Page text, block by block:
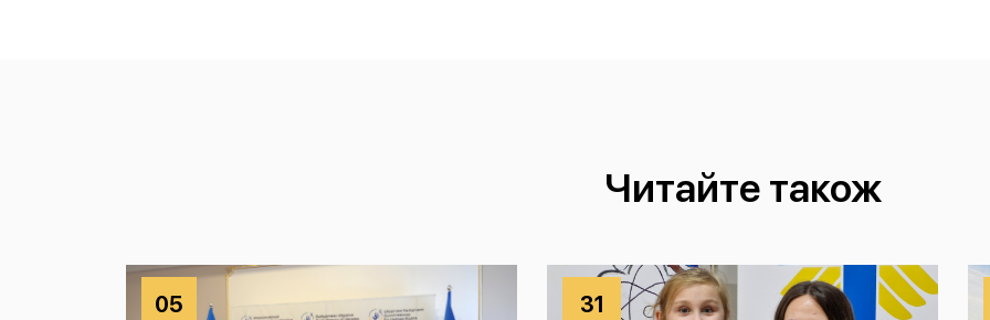
Читайте також
05 31